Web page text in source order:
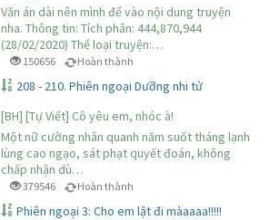
Văn án dài nên mình để vào nội dung truyện
nha. Thông tin: Tích phân: 444,870,944
(28/02/2020) Thể loại truyện:…
150656 Hoàn thành
208 - 210. Phiên ngoại Dưỡng nhi tử
[BH] [Tự Viết] Cô yêu em, nhóc à!
Một nữ cường nhân quanh năm suốt tháng lạnh
lùng cao ngạo, sát phạt quyết đoán, không
chấp nhận dù…
379546 Hoàn thành
Phiên ngoại 3: Cho em lật đi màaaaa!!!!!